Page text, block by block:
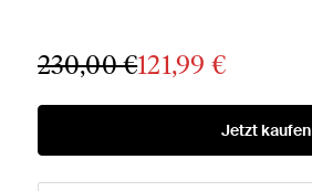
230,00 €121,99 €
Jetzt kaufen